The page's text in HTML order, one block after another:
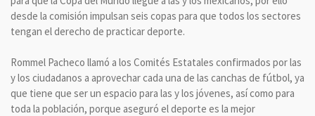
desde la comisión impulsan seis copas para que todos los sectores
tengan el derecho de practicar deporte.
Rommel Pacheco llamó a los Comités Estatales confirmados por las
y los ciudadanos a aprovechar cada una de las canchas de fútbol, ya
que tiene que ser un espacio para las y los jóvenes, así como para
toda la población, porque aseguró el deporte es la mejor